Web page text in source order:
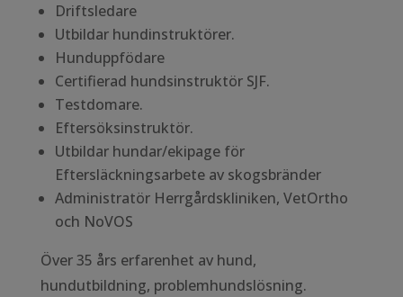
Driftsledare
Utbildar hundinstruktörer.
Hunduppfödare
Certifierad hundsinstruktör SJF.
Testdomare.
Eftersöksinstruktör.
Utbildar hundar/ekipage för
Eftersläckningsarbete av skogsbränder
Administratör Herrgårdskliniken, VetOrtho
och NoVOS
Över 35 års erfarenhet av hund,
hundutbildning, problemhundslösning.